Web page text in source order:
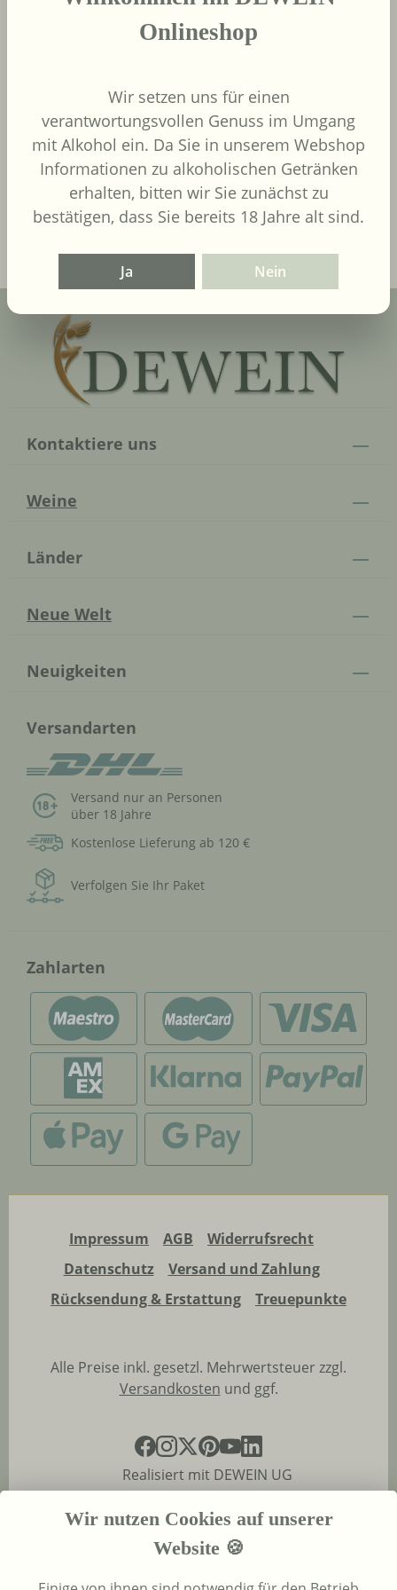
Regulärer Preis:
9,00 €
Inhalt:
(12,00 € / 1
Liter)UVP9,90 €
In den Warenkorb
Kontaktiere uns
Weine
Länder
Neue Welt
Neuigkeiten
Versandarten
Versand nur an Personen
über 18 Jahre
Kostenlose Lieferung ab 120 €
Verfolgen Sie Ihr Paket
Zahlarten
Impressum AGB
Widerrufsrecht
Datenschutz
Versand und Zahlung
Rücksendung & Erstattung
Treuepunkte
Alle Preise inkl. gesetzl. Mehrwertsteuer zzgl.
Versandkosten und ggf.
Realisiert mit DEWEIN UG
Wir nutzen Cookies auf unserer
Website 🍪
Onlineshop
Wir setzen uns für einen
verantwortungsvollen Genuss im Umgang
mit Alkohol ein. Da Sie in unserem Webshop
Informationen zu alkoholischen Getränken
erhalten, bitten wir Sie zunächst zu
bestätigen, dass Sie bereits 18 Jahre alt sind.
Ja Nein